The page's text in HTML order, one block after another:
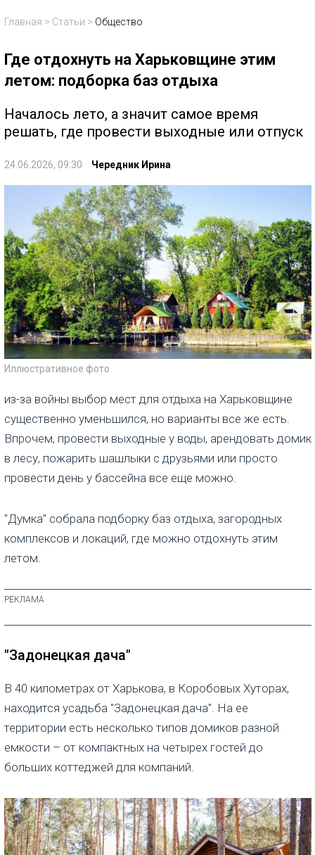
Главная > Статьи > Общество
Где отдохнуть на Харьковщине этим
летом: подборка баз отдыха
Началось лето, а значит самое время
решать, где провести выходные или отпуск
24.06.2026, 09:30 Чередник Ирина
Иллюстративное фото
из-за войны выбор мест для отдыха на Харьковщине
существенно уменьшился, но варианты все же есть.
Впрочем, провести выходные у воды, арендовать домик
в лесу, пожарить шашлыки с друзьями или просто
провести день у бассейна все еще можно.
"Думка" собрала подборку баз отдыха, загородных
комплексов и локаций, где можно отдохнуть этим
летом.
"Задонецкая дача"
В 40 километрах от Харькова, в Коробовых Хуторах,
находится усадьба "Задонецкая дача". На ее
территории есть несколько типов домиков разной
емкости – от компактных на четырех гостей до
больших коттеджей для компаний.